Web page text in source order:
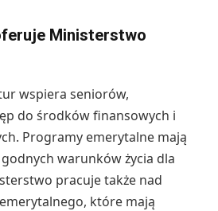
Ministerstwo
wspiera seniorów,
do środków finansowych i
Programy emerytalne mają
warunków życia dla
pracuje także nad
które mają